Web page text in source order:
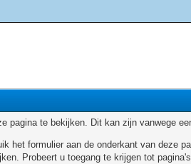
pagina te bekijken. Dit kan zijn vanwege
het formulier aan de onderkant van deze
Probeert u toegang te krijgen tot